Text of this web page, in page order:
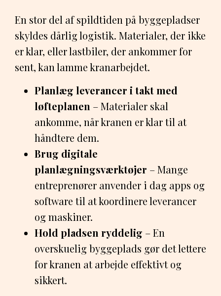
En stor del af spildtiden på byggepladser
skyldes dårlig logistik. Materialer, der ikke
er klar, eller lastbiler, der ankommer for
sent, kan lamme kranarbejdet.
Planlæg leverancer i takt med
løfteplanen – Materialer skal
ankomme, når kranen er klar til at
håndtere dem.
Brug digitale
planlægningsværktøjer – Mange
entreprenører anvender i dag apps og
software til at koordinere leverancer
og maskiner.
Hold pladsen ryddelig – En
overskuelig byggeplads gør det lettere
for kranen at arbejde effektivt og
sikkert.